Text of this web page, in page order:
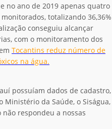
no ano de 2019 apenas quatro
totalizando 36,36%
conseguiu alcançar
com o monitoramento dos
Tocantins reduz número de
na água.
possuíam dados de cadastro,
da Saúde, o Siságua,
respondeu a nossas